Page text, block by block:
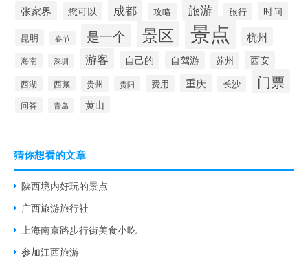
张家界 您可以 成都 攻略 旅游 旅行 时间
昆明 春节 是一个 景区 景点 杭州
海南 深圳 游客 自己的 自驾游 苏州 西安
西湖 西藏 贵州 贵阳 费用 重庆 长沙 门票
问答 青岛 黄山
猜你想看的文章
陕西境内好玩的景点
广西旅游旅行社
上海南京路步行街美食小吃
参加江西旅游